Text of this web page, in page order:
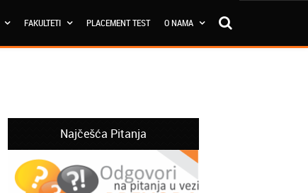
FAKULTETI PLACEMENT TEST O NAMA
Najčešća Pitanja